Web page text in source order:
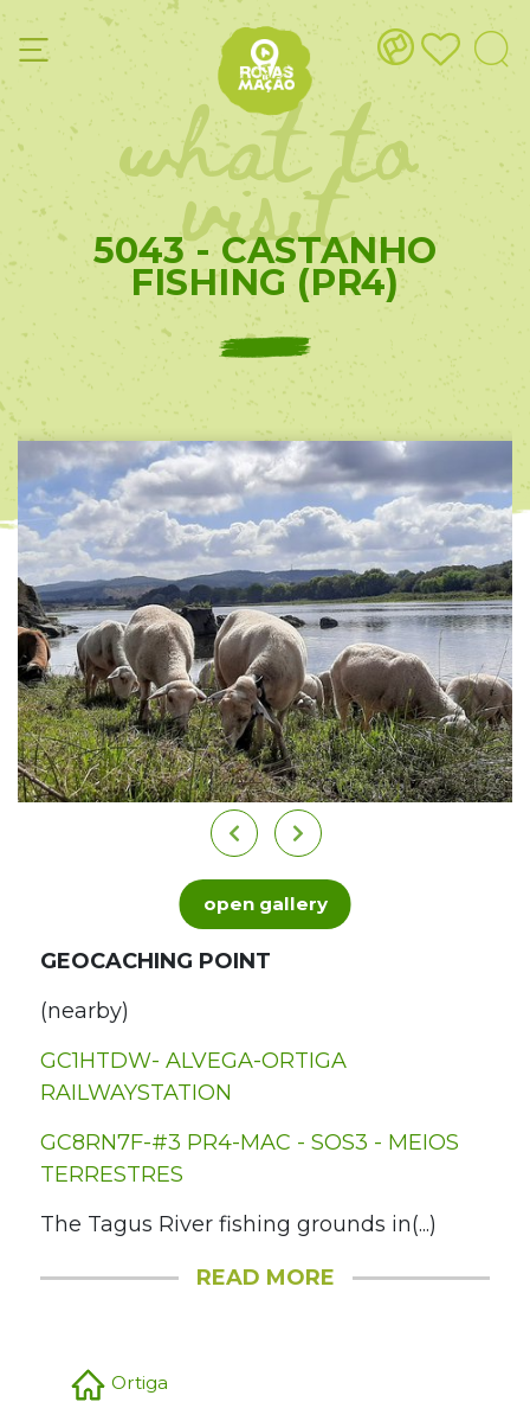
what to
visit
5043 - CASTANHO
FISHING (PR4)
open gallery
GEOCACHING POINT
(nearby)
GC1HTDW- ALVEGA-ORTIGA
RAILWAYSTATION
GC8RN7F-#3 PR4-MAC - SOS3 - MEIOS
TERRESTRES
The Tagus River fishing grounds in(...)
READ MORE
Ortiga